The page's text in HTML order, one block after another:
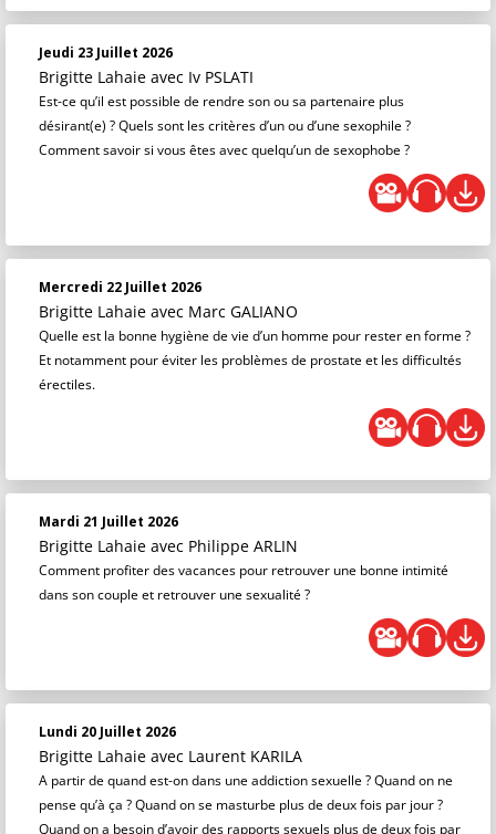
Jeudi 23 Juillet 2026
Brigitte Lahaie avec Iv PSLATI
Est-ce qu’il est possible de rendre son ou sa partenaire plus
désirant(e) ? Quels sont les critères d’un ou d’une sexophile ?
Comment savoir si vous êtes avec quelqu’un de sexophobe ?
Mercredi 22 Juillet 2026
Brigitte Lahaie avec Marc GALIANO
Quelle est la bonne hygiène de vie d’un homme pour rester en forme ?
Et notamment pour éviter les problèmes de prostate et les difficultés
érectiles.
Mardi 21 Juillet 2026
Brigitte Lahaie avec Philippe ARLIN
Comment profiter des vacances pour retrouver une bonne intimité
dans son couple et retrouver une sexualité ?
Lundi 20 Juillet 2026
Brigitte Lahaie avec Laurent KARILA
A partir de quand est-on dans une addiction sexuelle ? Quand on ne
pense qu’à ça ? Quand on se masturbe plus de deux fois par jour ?
Quand on a besoin d’avoir des rapports sexuels plus de deux fois par